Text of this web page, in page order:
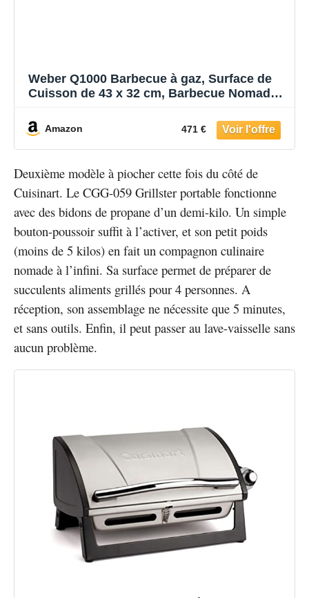
Weber Q1000 Barbecue à gaz, Surface de
Cuisson de 43 x 32 cm, Barbecue Nomade,
en 2 Parties, Couvercle et cuve en Fonte
d'aluminium - Titane (50060053)
Amazon 471 €
Deuxième modèle à piocher cette fois du côté de
Cuisinart. Le CGG-059 Grillster portable fonctionne
avec des bidons de propane d’un demi-kilo. Un simple
bouton-poussoir suffit à l’activer, et son petit poids
(moins de 5 kilos) en fait un compagnon culinaire
nomade à l’infini. Sa surface permet de préparer de
succulents aliments grillés pour 4 personnes. A
réception, son assemblage ne nécessite que 5 minutes,
et sans outils. Enfin, il peut passer au lave-vaisselle sans
aucun problème.